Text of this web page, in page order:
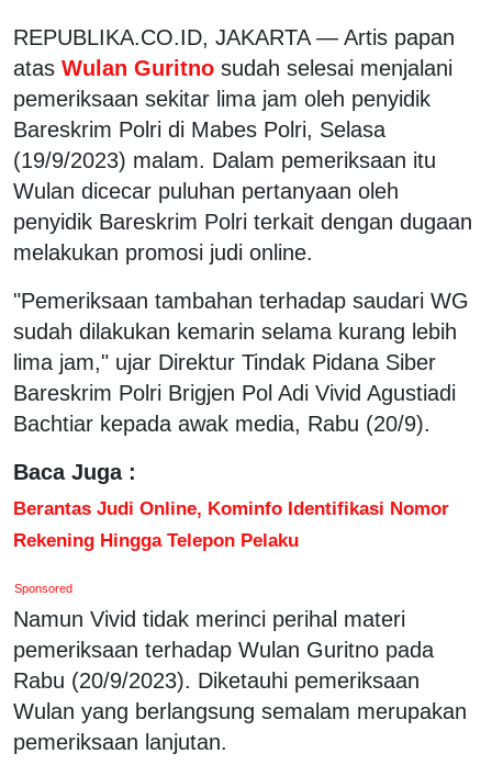
REPUBLIKA.CO.ID, JAKARTA — Artis papan
atas Wulan Guritno sudah selesai menjalani
pemeriksaan sekitar lima jam oleh penyidik
Bareskrim Polri di Mabes Polri, Selasa
(19/9/2023) malam. Dalam pemeriksaan itu
Wulan dicecar puluhan pertanyaan oleh
penyidik Bareskrim Polri terkait dengan dugaan
melakukan promosi judi online.
"Pemeriksaan tambahan terhadap saudari WG
sudah dilakukan kemarin selama kurang lebih
lima jam," ujar Direktur Tindak Pidana Siber
Bareskrim Polri Brigjen Pol Adi Vivid Agustiadi
Bachtiar kepada awak media, Rabu (20/9).
Baca Juga :
Berantas Judi Online, Kominfo Identifikasi Nomor
Rekening Hingga Telepon Pelaku
Sponsored
Namun Vivid tidak merinci perihal materi
pemeriksaan terhadap Wulan Guritno pada
Rabu (20/9/2023). Diketauhi pemeriksaan
Wulan yang berlangsung semalam merupakan
pemeriksaan lanjutan.